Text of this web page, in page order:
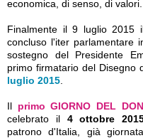
economica, di senso, di valori.
Finalmente il 9 luglio 2015
concluso l'iter parlamentare
sostegno del Presidente
primo firmatario del Disegno
luglio 2015
Il primo GIORNO DEL
celebrato il 4 ottobre
patrono d'Italia, già